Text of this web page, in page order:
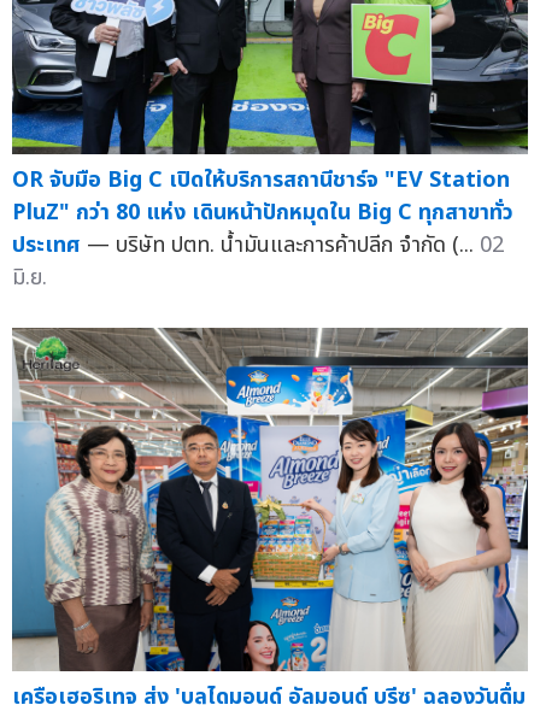
OR จับมือ Big C เปิดให้บริการสถานีชาร์จ "EV Station
PluZ" กว่า 80 แห่ง เดินหน้าปักหมุดใน Big C ทุกสาขาทั่ว
ประเทศ — บริษัท ปตท. น้ำมันและการค้าปลีก จำกัด (... 02
มิ.ย.
เครือเฮอริเทจ ส่ง 'บลูไดมอนด์ อัลมอนด์ บรีซ' ฉลองวันดื่ม